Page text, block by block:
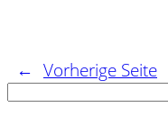
← Vorherige Seite
Suchen